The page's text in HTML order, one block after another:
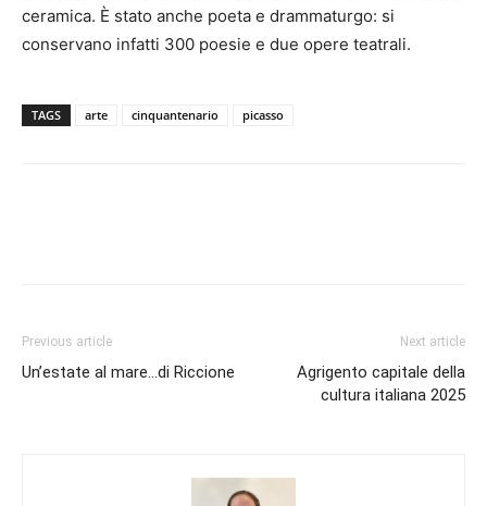
ceramica. È stato anche poeta e drammaturgo: si
conservano infatti 300 poesie e due opere teatrali.
TAGS arte cinquantenario picasso
Previous article
Un’estate al mare…di Riccione
Next article
Agrigento capitale della
cultura italiana 2025